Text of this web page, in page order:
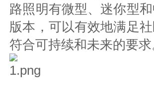
路照明有微型、迷你型
版本，可以有效地满足
符合可持续和未来的要求